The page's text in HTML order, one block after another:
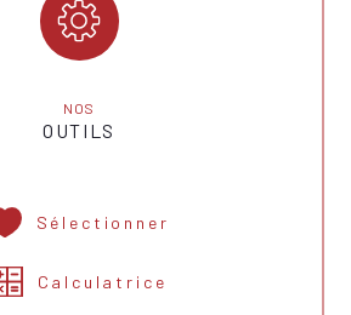
NOS
OUTILS
Sélectionner
Calculatrice